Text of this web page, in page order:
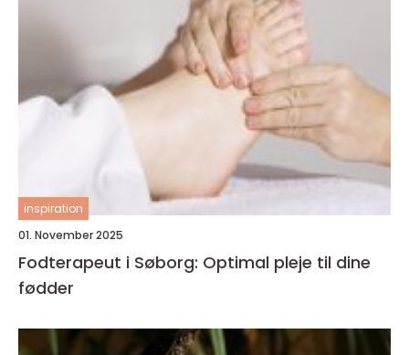
inspiration
01. November 2025
Fodterapeut i Søborg: Optimal pleje til dine
fødder